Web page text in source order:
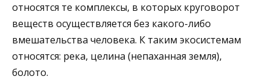
относятся те комплексы, в которых круговорот
веществ осуществляется без какого-либо
вмешательства человека. К таким экосистемам
относятся: река, целина (непаханная земля),
болото.